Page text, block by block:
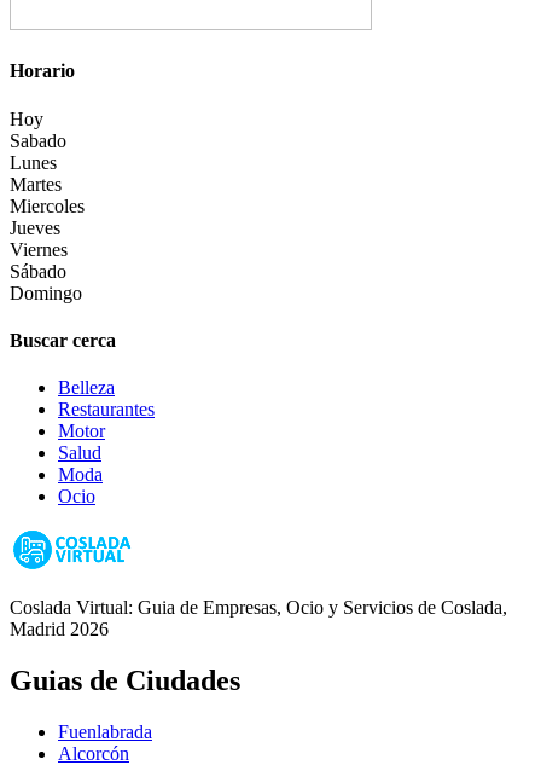
Horario
Hoy
Sabado
Lunes
Martes
Miercoles
Jueves
Viernes
Sábado
Domingo
Buscar cerca
Belleza
Restaurantes
Motor
Salud
Moda
Ocio
Coslada Virtual: Guia de Empresas, Ocio y Servicios de Coslada,
Madrid 2026
Guias de Ciudades
Fuenlabrada
Alcorcón